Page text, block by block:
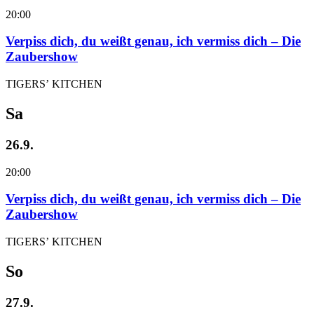
20:00
Verpiss dich, du weißt genau, ich vermiss dich – Die
Zaubershow
TIGERS’ KITCHEN
Sa
26.9.
20:00
Verpiss dich, du weißt genau, ich vermiss dich – Die
Zaubershow
TIGERS’ KITCHEN
So
27.9.